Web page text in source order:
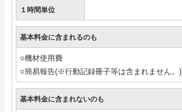
１時間単位
基本料金に含まれるのも
○機材使用費
○簡易報告(※行動記録冊子等は含まれません。)
基本料金に含まれないのも